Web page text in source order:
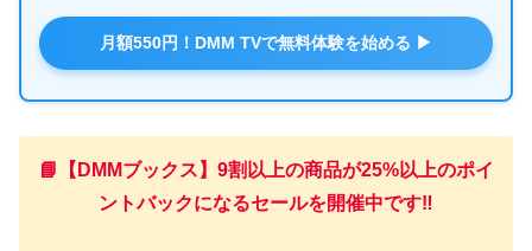
月額550円！DMM TVで無料体験を始める ▶
📘【DMMブックス】9割以上の商品が25%以上のポイ
ントバックになるセールを開催中です‼️